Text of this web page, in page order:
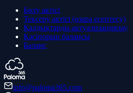
Бөлу актісі
Тексеру актісі (өзара есептесу)
Қалдықтарды актуализациялау
Кәсіпорын балансы
Баланс
info@paloma365.com